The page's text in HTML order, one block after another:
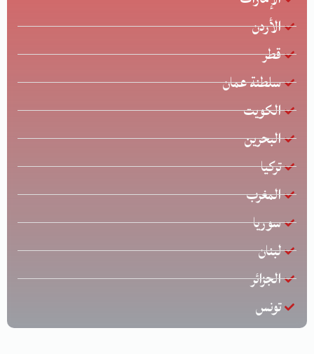
الأردن
قطر
سلطنة عمان
الكويت
البحرين
تركيا
المغرب
سوريا
لبنان
الجزائر
تونس